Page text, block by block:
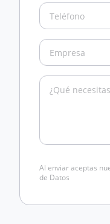
Al enviar aceptas
de Datos